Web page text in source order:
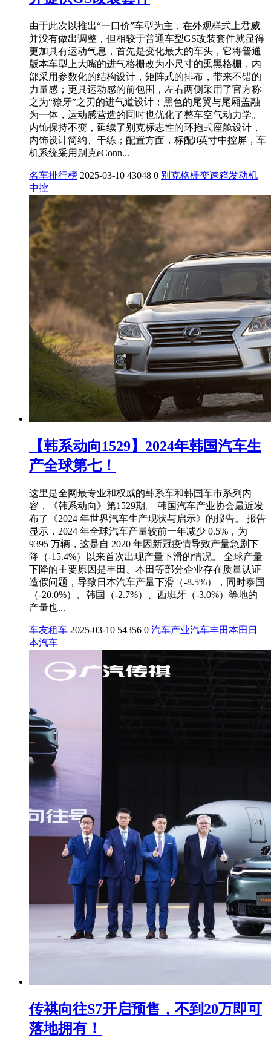
由于此次以推出“一口价”车型为主，在外观样式上君威
并没有做出调整，但相较于普通车型GS改装套件就显得
更加具有运动气息，首先是变化最大的车头，它将普通
版本车型上大嘴的进气格栅改为小尺寸的熏黑格栅，内
部采用参数化的结构设计，矩阵式的排布，带来不错的
力量感；更具运动感的前包围，左右两侧采用了官方称
之为“獠牙”之刃的进气道设计；黑色的尾翼与尾厢盖融
为一体，运动感营造的同时也优化了整车空气动力学。
内饰保持不变，延续了别克标志性的环抱式座舱设计，
内饰设计简约、干练；配置方面，标配8英寸中控屏，车
机系统采用别克eConn...
名车排行榜 2025-03-10 43048 0 别克格栅变速箱发动机
中控
【韩系动向1529】2024年韩国汽车生
产全球第七！
这里是全网最专业和权威的韩系车和韩国车市系列内
容，《韩系动向》第1529期。 韩国汽车产业协会最近发
布了《2024 年世界汽车生产现状与启示》的报告。 报告
显示，2024 年全球汽车产量较前一年减少 0.5%，为
9395 万辆，这是自 2020 年因新冠疫情导致产量急剧下
降（-15.4%）以来首次出现产量下滑的情况。 全球产量
下降的主要原因是丰田、本田等部分企业存在质量认证
造假问题，导致日本汽车产量下滑（-8.5%），同时泰国
（-20.0%）、韩国（-2.7%）、西班牙（-3.0%）等地的
产量也...
车友租车 2025-03-10 54356 0 汽车产业汽车丰田本田 日
本汽车
传祺向往S7开启预售，不到20万即可
落地拥有！